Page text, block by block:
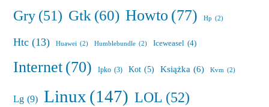
Gry(51) Gtk(60) Howto (77) Hp (2)
Htc (13) Huawei (2) Humblebundle (2) Iceweasel (4)
Internet(70) Ipko (3) Kot (5) Książka (6) Kvm (2)
Lg (9) Linux(147) LOL (52)